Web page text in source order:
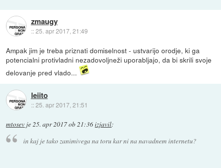
zmaugy
::25. apr 2017, 21:49
Ampak jim je treba priznati domiselnost - ustvarijo orodje, ki ga
potencialni protivladni nezadovoljneži uporabljajo, da bi skrili svoje
delovanje pred vlado...
leiito
::25. apr 2017, 21:51
mtosev je25. apr 2017 ob 21:36izjavil:
in kaj je tako zanimivega na toru kar ni na navadnem internetu?